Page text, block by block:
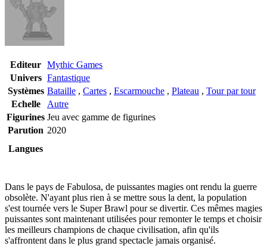
Editeur Mythic Games
Univers Fantastique
Systèmes Bataille , Cartes , Escarmouche , Plateau , Tour par tour
Echelle
Autre
Figurines Jeu avec gamme de figurines
Parution 2020
Langues
Dans le pays de Fabulosa, de puissantes magies ont rendu la guerre
obsolète. N'ayant plus rien à se mettre sous la dent, la population
s'est tournée vers le Super Brawl pour se divertir. Ces mêmes magies
puissantes sont maintenant utilisées pour remonter le temps et choisir
les meilleurs champions de chaque civilisation, afin qu'ils
s'affrontent dans le plus grand spectacle jamais organisé.